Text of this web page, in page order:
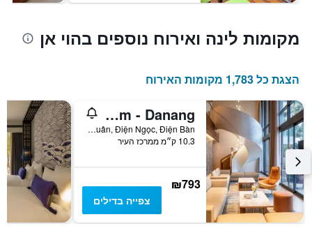
מקומות לינה ואירוח נוספים בהוי אן
הצגת כל 1,783 מקומות האירוח
The Five Villas & Resort Quangnam - Danang
Đường Lạc Long Quân, Điện Ngọc, Điện Bàn, הוי אן, וייטנאם
10.3 ק״מ ממרכז העיר
₪793
צפייה בדילים